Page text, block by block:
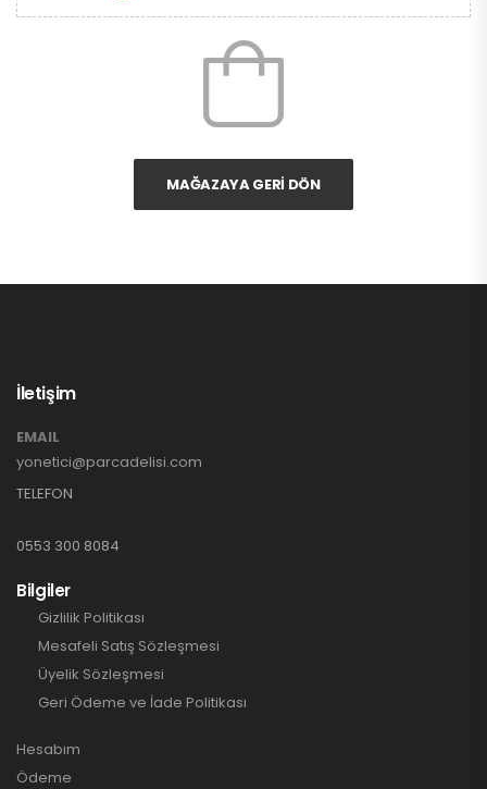
MAĞAZAYA GERI DÖN
İletişim
EMAIL
yonetici@parcadelisi.com
TELEFON
0553 300 8084
Bilgiler
Gizlilik Politikası
Mesafeli Satış Sözleşmesi
Üyelik Sözleşmesi
Geri Ödeme ve İade Politikası
Hesabım
Ödeme